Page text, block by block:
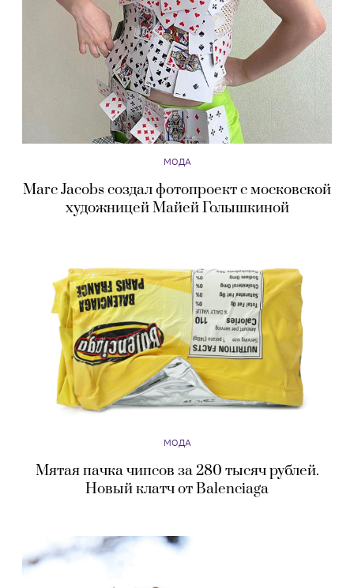
МОДА
Marc Jacobs создал фотопроект с московской
художницей Майей Голышкиной
МОДА
Мятая пачка чипсов за 280 тысяч рублей.
Новый клатч от Balenciaga